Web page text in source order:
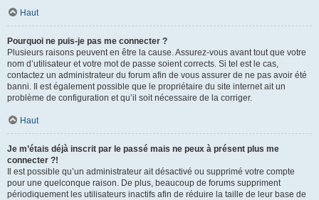
Haut
Pourquoi ne puis-je pas me connecter ?
Plusieurs raisons peuvent en être la cause. Assurez-vous avant tout que votre
nom d’utilisateur et votre mot de passe soient corrects. Si tel est le cas,
contactez un administrateur du forum afin de vous assurer de ne pas avoir été
banni. Il est également possible que le propriétaire du site internet ait un
problème de configuration et qu’il soit nécessaire de la corriger.
Haut
Je m’étais déjà inscrit par le passé mais ne peux à présent plus me
connecter ?!
Il est possible qu’un administrateur ait désactivé ou supprimé votre compte
pour une quelconque raison. De plus, beaucoup de forums suppriment
périodiquement les utilisateurs inactifs afin de réduire la taille de leur base de